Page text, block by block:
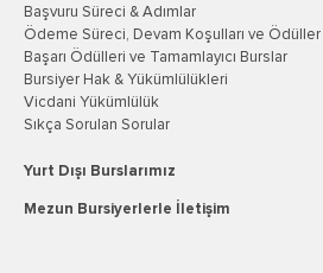
Başvuru Süreci & Adımlar
Ödeme Süreci, Devam Koşulları ve Ödüller
Başarı Ödülleri ve Tamamlayıcı Burslar
Bursiyer Hak & Yükümlülükleri
Vicdani Yükümlülük
Sıkça Sorulan Sorular
Yurt Dışı Burslarımız
Mezun Bursiyerlerle İletişim